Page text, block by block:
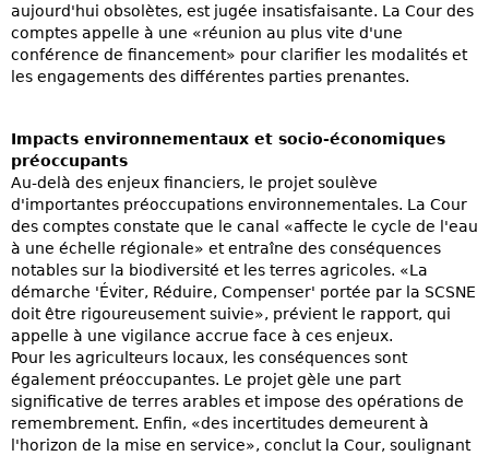
aujourd'hui obsolètes, est jugée insatisfaisante. La Cour des
comptes appelle à une «réunion au plus vite d'une
conférence de financement» pour clarifier les modalités et
les engagements des différentes parties prenantes.
Impacts environnementaux et socio-économiques
préoccupants
Au-delà des enjeux financiers, le projet soulève
d'importantes préoccupations environnementales. La Cour
des comptes constate que le canal «affecte le cycle de l'eau
à une échelle régionale» et entraîne des conséquences
notables sur la biodiversité et les terres agricoles. «La
démarche 'Éviter, Réduire, Compenser' portée par la SCSNE
doit être rigoureusement suivie», prévient le rapport, qui
appelle à une vigilance accrue face à ces enjeux.
Pour les agriculteurs locaux, les conséquences sont
également préoccupantes. Le projet gèle une part
significative de terres arables et impose des opérations de
remembrement. Enfin, «des incertitudes demeurent à
l'horizon de la mise en service», conclut la Cour, soulignant